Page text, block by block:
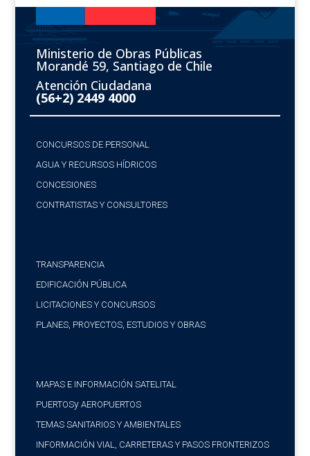
Ministerio de Obras Públicas
Morandé 59, Santiago de Chile
Atención Ciudadana
(56+2) 2449 4000
CONCURSOS DE PERSONAL
AGUA Y RECURSOS HÍDRICOS
CONCESIONES
CONTRATISTAS Y CONSULTORES
TRANSPARENCIA
EDIFICACIÓN PÚBLICA
LICITACIONES Y CONCURSOS
PLANES, PROYECTOS, ESTUDIOS Y OBRAS
MAPAS E INFORMACIÓN SATELITAL
PUERTOSy AEROPUERTOS
TEMAS SANITARIOS Y AMBIENTALES
INFORMACIÓN VIAL, CARRETERAS Y PASOS FRONTERIZOS